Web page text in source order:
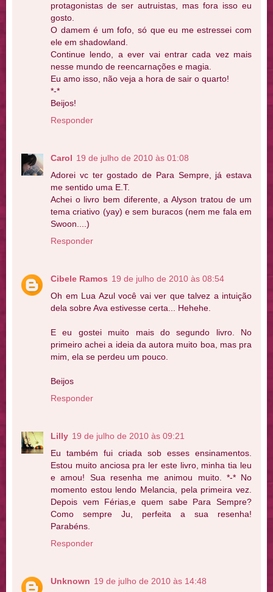
protagonistas de ser autruistas, mas fora isso eu
gosto.
O damem é um fofo, só que eu me estressei com
ele em shadowland.
Continue lendo, a ever vai entrar cada vez mais
nesse mundo de reencarnações e magia.
Eu amo isso, não veja a hora de sair o quarto!
*-*
Beijos!
Responder
Carol 19 de julho de 2010 às 01:08
Adorei vc ter gostado de Para Sempre, já estava
me sentido uma E.T.
Achei o livro bem diferente, a Alyson tratou de um
tema criativo (yay) e sem buracos (nem me fala em
Swoon....)
Responder
Cibele Ramos 19 de julho de 2010 às 08:54
Oh em Lua Azul você vai ver que talvez a intuição
dela sobre Ava estivesse certa... Hehehe.
E eu gostei muito mais do segundo livro. No
primeiro achei a ideia da autora muito boa, mas pra
mim, ela se perdeu um pouco.
Beijos
Responder
Lilly 19 de julho de 2010 às 09:21
Eu também fui criada sob esses ensinamentos.
Estou muito anciosa pra ler este livro, minha tia leu
e amou! Sua resenha me animou muito. *-* No
momento estou lendo Melancia, pela primeira vez.
Depois vem Férias,e quem sabe Para Sempre?
Como sempre Ju, perfeita a sua resenha!
Parabéns.
Responder
Unknown 19 de julho de 2010 às 14:48